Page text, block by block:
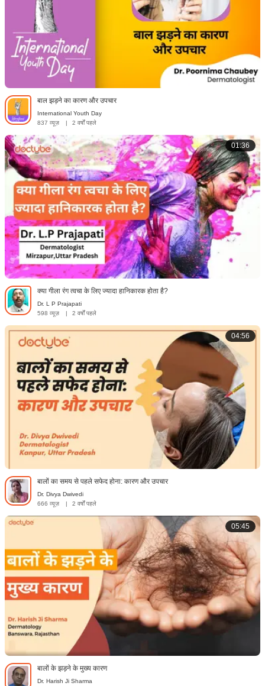
बाल झड़ने का कारण और उपचार
International Youth Day
837 व्यूज़
| 2 वर्षों पहले
01:36
क्या गीला रंग त्वचा के लिए ज्यादा हानिकारक होता है?
Dr. L P Prajapati
598 व्यूज़
| 2 वर्षों पहले
04:56
बालों का समय से पहले सफेद होना: कारण और उपचार
Dr. Divya Dwivedi
666 व्यूज़
| 2 वर्षों पहले
05:45
बालों के झड़ने के मुख्य कारण
Dr. Harish Ji Sharma